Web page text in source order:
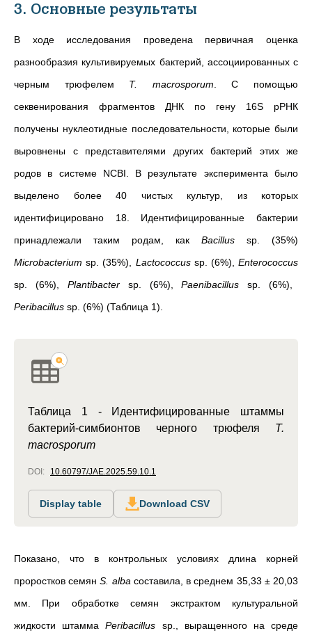
3. Основные результаты
В ходе исследования проведена первичная оценка
разнообразия культивируемых бактерий, ассоциированных с
черным трюфелем T. macrosporum . С помощью
секвенирования фрагментов ДНК по гену 16S рРНК
получены нуклеотидные последовательности, которые были
выровнены с представителями других бактерий этих же
родов в системе NCBI. В результате эксперимента было
выделено более 40 чистых культур, из которых
идентифицировано 18. Идентифицированные бактерии
принадлежали таким родам, как Bacillus sp. (35%)
Microbacterium sp. (35%), Lactococcussp. (6%), Enterococcus
sp. (6%), Plantibactersp. (6%),Paenibacillus sp. (6%),
Peribacillus sp. (6%) (Таблица 1).
Таблица 1 -
Идентифицированные штаммы
бактерий-симбионтов черного трюфеля T.
macrosporum
DOI: 10.60797/JAE.2025.59.10.1
Display table Download CSV
Показано, что в контрольных условиях длина корней
проростков семянS. alba составила, в среднем 35,33 ± 20,03
мм. При обработке семян экстрактом культуральной
жидкости штаммаPeribacillus sp., выращенного на среде